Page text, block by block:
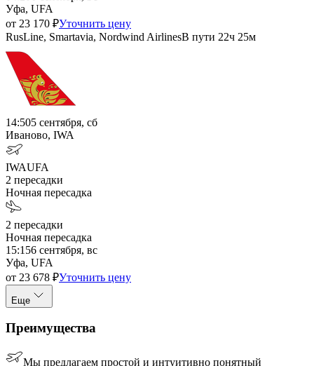
Уфа, UFA
от 23 170 ₽Уточнить цену
RusLine, Smartavia, Nordwind AirlinesВ пути 22ч 25м
14:505 сентября, сб
Иваново, IWA
IWAUFA
2 пересадки
Ночная пересадка
2 пересадки
Ночная пересадка
15:156 сентября, вс
Уфа, UFA
от 23 678 ₽Уточнить цену
Еще
Преимущества
Мы предлагаем простой и интуитивно понятный